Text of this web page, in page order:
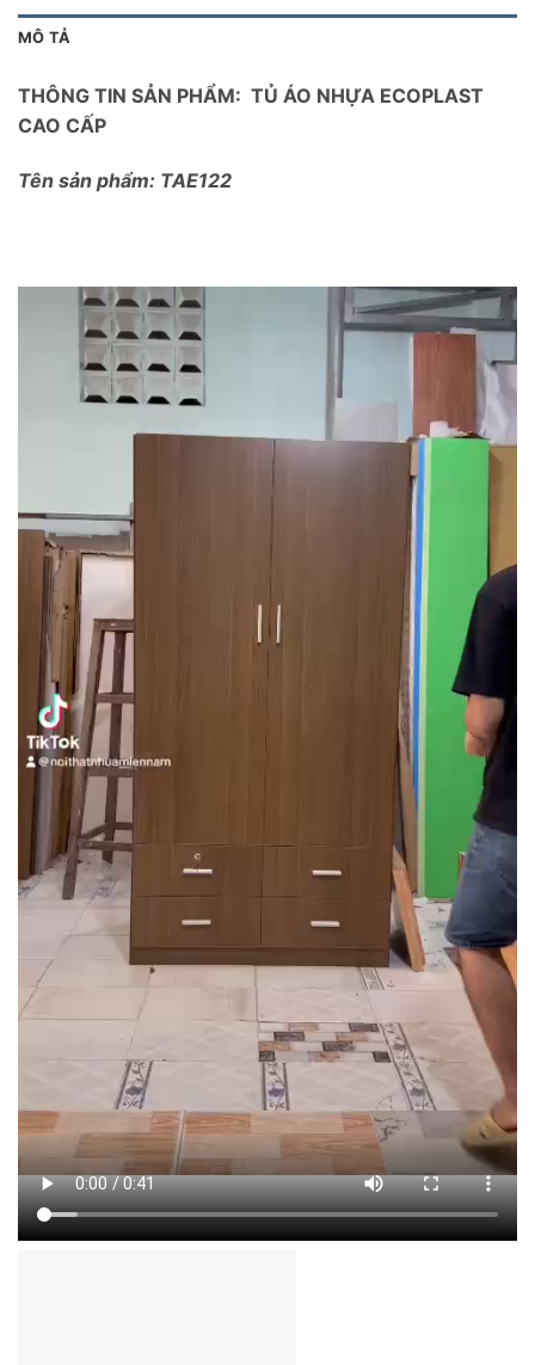
MÔ TẢ
THÔNG TIN SẢN PHẨM: TỦ ÁO NHỰA ECOPLAST
CAO CẤP
Tên sản phẩm: TAE122